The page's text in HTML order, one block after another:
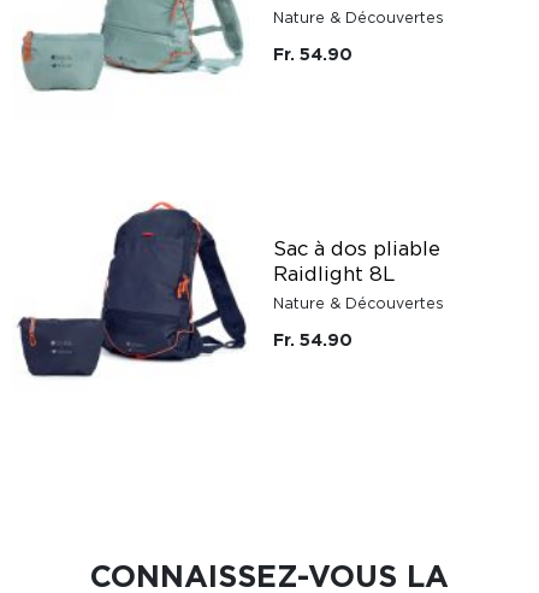
Nature & Découvertes
Fr. 54.90
Sac à dos pliable
Raidlight 8L
Nature & Découvertes
Fr. 54.90
CONNAISSEZ-VOUS LA